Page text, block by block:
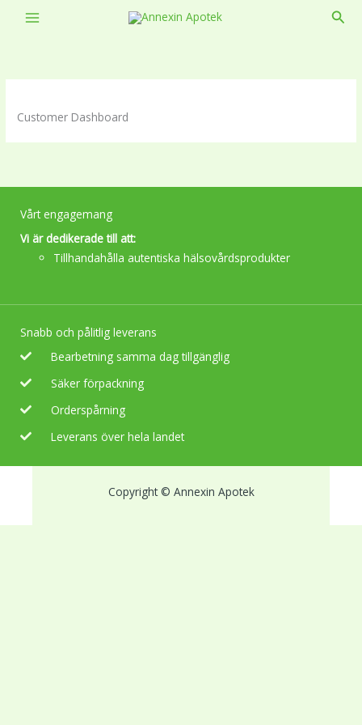
Customer Dashboard
Vårt engagemang
Vi är dedikerade till att:
Tillhandahålla autentiska hälsovårdsprodukter
Snabb och pålitlig leverans
Bearbetning samma dag tillgänglig
Säker förpackning
Orderspårning
Leverans över hela landet
Copyright © Annexin Apotek